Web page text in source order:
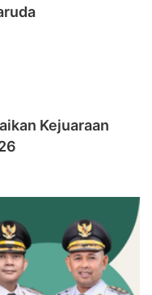
Kejuaraan